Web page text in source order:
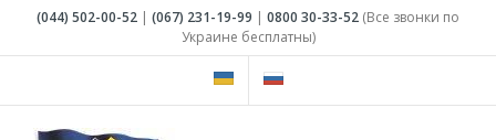
content
(044) 502-00-52 | (067) 231-19-99 | 0800 30-33-52 (Все звонки по
Украине бесплатны)